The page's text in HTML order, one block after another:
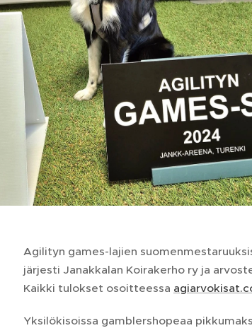
Agilityn games-lajien
järjesti Janakkalan Koirakerho ry ja
Kaikki tulokset osoitteessa
Yksilökisoissa gamblershopeaa